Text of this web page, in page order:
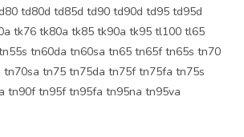
td80d td85d td90 td90d td95 td95d
tk76 tk80a tk85 tk90a tk95 tl100 tl65
tn60da tn60sa tn65 tn65f tn65s tn70
tn75 tn75da tn75f tn75fa tn75s
tn90f tn95f tn95fa tn95na tn95va